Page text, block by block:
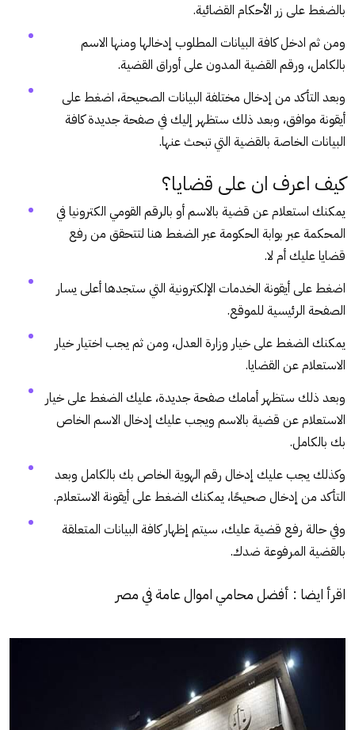
بالضغط على زر الأحكام القضائية.
ومن ثم ادخل كافة البيانات المطلوب إدخالها ومنها الاسم
بالكامل، ورقم القضية المدون على أوراق القضية.
وبعد التأكد من إدخال مختلفة البيانات الصحيحة، اضغط على
أيقونة موافق، وبعد ذلك ستظهر إليك في صفحة جديدة كافة
البيانات الخاصة بالقضية التي تبحث عنها.
كيف اعرف ان على قضايا؟
يمكنك استعلام عن قضية بالاسم أو بالرقم القومي الكترونيا في
المحكمة عبر بوابة الحكومة عبر الضغط هنا لتتحقق من رفع
قضايا عليك أم لا.
اضغط على أيقونة الخدمات الإلكترونية التي ستجدها أعلى يسار
الصفحة الرئيسية للموقع.
يمكنك الضغط على خيار وزارة العدل، ومن ثم يجب اختيار خيار
الاستعلام عن القضايا.
وبعد ذلك ستظهر أمامك صفحة جديدة، عليك الضغط على خيار
الاستعلام عن قضية بالاسم ويجب عليك إدخال الاسم الخاص
بك بالكامل.
وكذلك يجب عليك إدخال رقم الهوية الخاص بك بالكامل وبعد
التأكد من إدخال صحيحًا، يمكنك الضغط على أيقونة الاستعلام.
وفي حالة رفع قضية عليك، سيتم إظهار كافة البيانات المتعلقة
بالقضية المرفوعة ضدك.
اقرأ ايضا : أفضل محامي اموال عامة في مصر